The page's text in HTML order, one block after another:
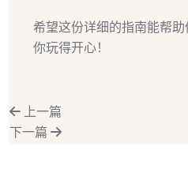
希望这份详细的指南能帮
你玩得开心！
上一篇
下一篇